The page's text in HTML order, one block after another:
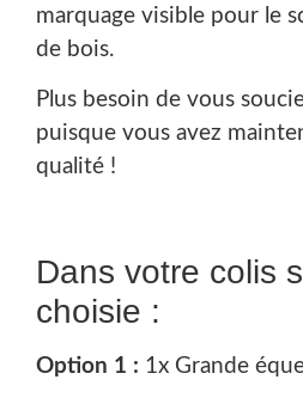
marquage visible pour le
de bois.
Plus besoin de vous
puisque vous avez
qualité !
Dans votre colis
choisie :
Option 1 : 1x Grande